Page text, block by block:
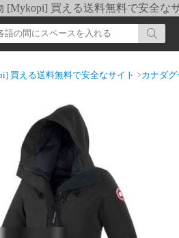
[Mykopi] 買える送料無料で安全な
買える送料無料で安全なサイト >カナダ